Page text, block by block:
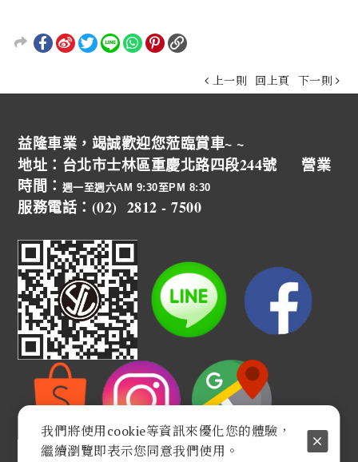
上一則 回上頁 下一則
益隆車業，竭誠歡迎您蒞臨賞車~ ~
地址：台北市士林區重慶北路四段244號 營業
時間： 週一至週六AM 9:30至PM 8:30
服務電話：(02) 2812 - 7500
我們將使用cookie等資訊來優化您的體驗，
繼續瀏覽即表示您同意我們使用。